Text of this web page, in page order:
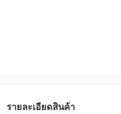
รายละเอียดสินค้า